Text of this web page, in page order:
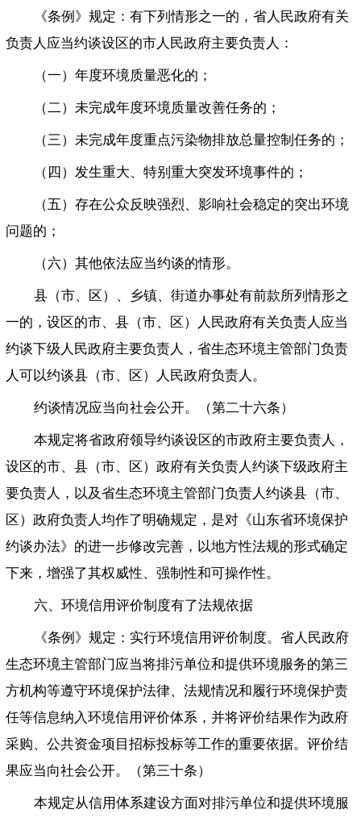
《条例》规定：有下列情形之一的，省人民政府有关
负责人应当约谈设区的市人民政府主要负责人：
（一）年度环境质量恶化的；
（二）未完成年度环境质量改善任务的；
（三）未完成年度重点污染物排放总量控制任务的；
（四）发生重大、特别重大突发环境事件的；
（五）存在公众反映强烈、影响社会稳定的突出环境
问题的；
（六）其他依法应当约谈的情形。
县（市、区）、乡镇、街道办事处有前款所列情形之
一的，设区的市、县（市、区）人民政府有关负责人应当
约谈下级人民政府主要负责人，省生态环境主管部门负责
人可以约谈县（市、区）人民政府负责人。
约谈情况应当向社会公开。（第二十六条）
本规定将省政府领导约谈设区的市政府主要负责人，
设区的市、县（市、区）政府有关负责人约谈下级政府主
要负责人，以及省生态环境主管部门负责人约谈县（市、
区）政府负责人均作了明确规定，是对《山东省环境保护
约谈办法》的进一步修改完善，以地方性法规的形式确定
下来，增强了其权威性、强制性和可操作性。
六、环境信用评价制度有了法规依据
《条例》规定：实行环境信用评价制度。省人民政府
生态环境主管部门应当将排污单位和提供环境服务的第三
方机构等遵守环境保护法律、法规情况和履行环境保护责
任等信息纳入环境信用评价体系，并将评价结果作为政府
采购、公共资金项目招标投标等工作的重要依据。评价结
果应当向社会公开。（第三十条）
本规定从信用体系建设方面对排污单位和提供环境服